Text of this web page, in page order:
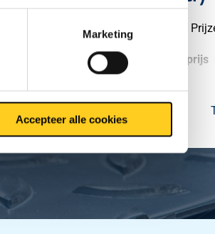
Marketing
Accepteer alle cookies
Stuks gewicht in kg Bruto prijs